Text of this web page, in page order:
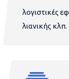
λογιστικές
λιανικής κλπ.